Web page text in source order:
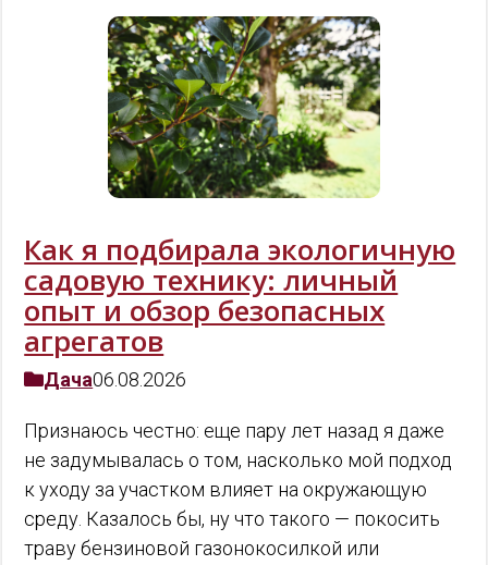
Как я подбирала экологичную
садовую технику: личный
опыт и обзор безопасных
агрегатов
Дача06.08.2026
Признаюсь честно: еще пару лет назад я даже
не задумывалась о том, насколько мой подход
к уходу за участком влияет на окружающую
среду. Казалось бы, ну что такого — покосить
траву бензиновой газонокосилкой или